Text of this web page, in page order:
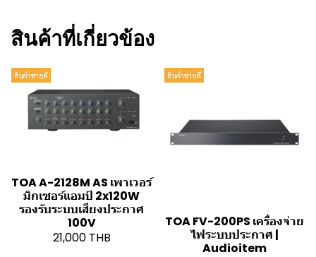
สินค้าที่เกี่ยวข้อง
สินค้าขายดี
TOA A-2128M AS เพาเวอร์
มิกเซอร์แอมป์ 2x120W
รองรับระบบเสียงประกาศ
100V
21,000 THB
สินค้าขายดี
TOA FV-200PS เครื่องจ่าย
ไฟระบบประกาศ |
Audioitem